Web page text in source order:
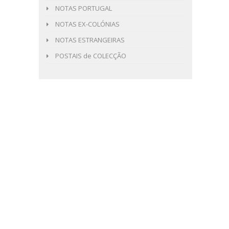
NOTAS PORTUGAL
NOTAS EX-COLÓNIAS
NOTAS ESTRANGEIRAS
POSTAIS de COLECÇÃO